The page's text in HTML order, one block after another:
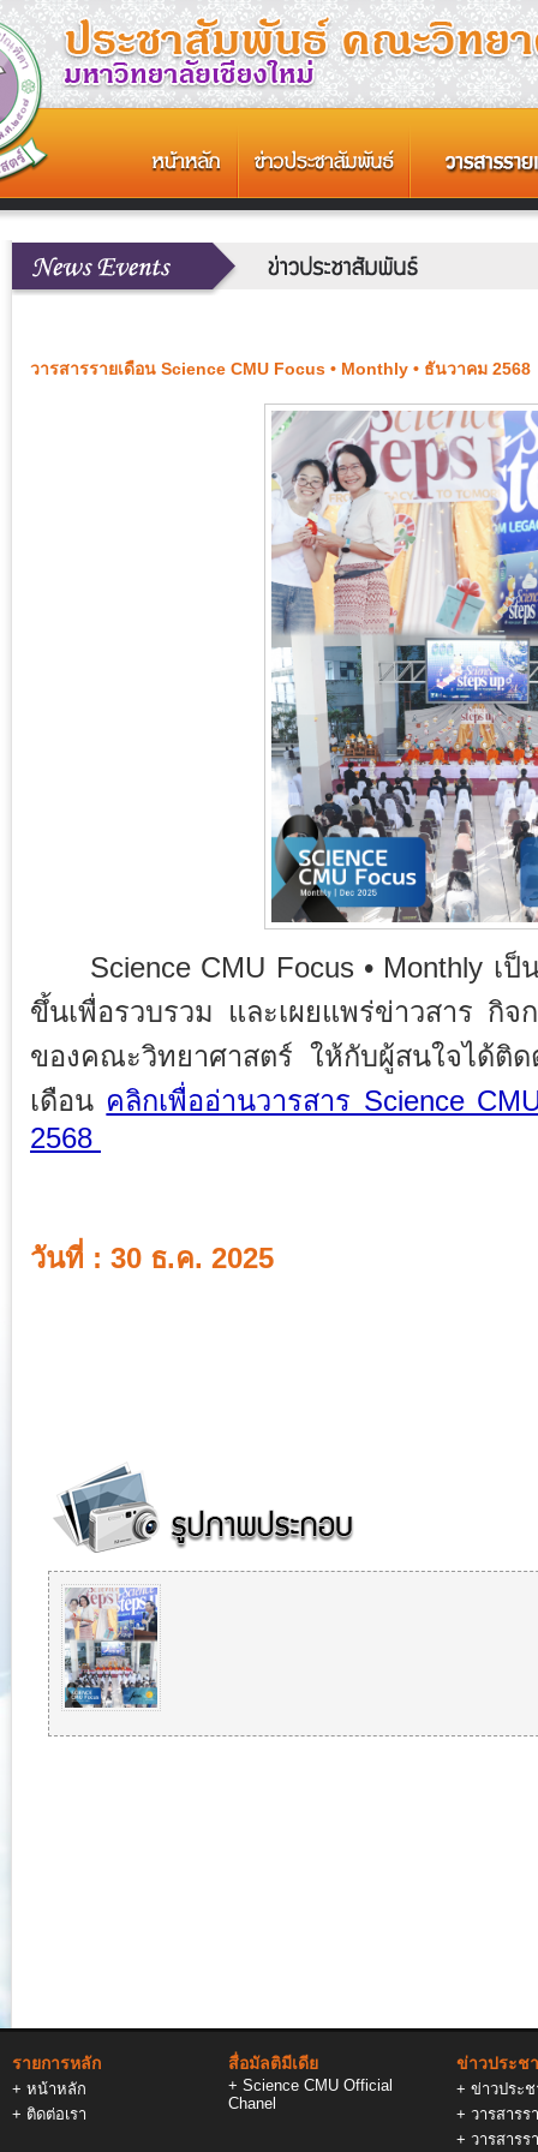
วารสารรายเดือน Science CMU Focus • Monthly • ธันวาคม 2568
Science CMU Focus • Monthly เป็
ขึ้นเพื่อรวบรวม และเผยแพร่ข่าวสาร กิจ
ของคณะวิทยาศาสตร์ ให้กับผู้สนใจได้ติด
เดือน คลิกเพื่ออ่านวารสาร Science
2568
วันที่ : 30 ธ.ค. 2025
รายการหลัก
+ หน้าหลัก
+ ติดต่อเรา
สื่อมัลติมีเดีย
+ Science CMU Official
Chanel
ข่าวประช
+ ข่าวประ
+ วารสารร
+ วารสารร